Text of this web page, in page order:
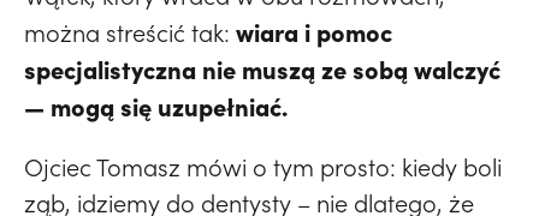
można streścić tak: wiara i pomoc
specjalistyczna nie muszą ze sobą walczyć
— mogą się uzupełniać.
Ojciec Tomasz mówi o tym prosto: kiedy boli
ząb, idziemy do dentysty – nie dlatego, że